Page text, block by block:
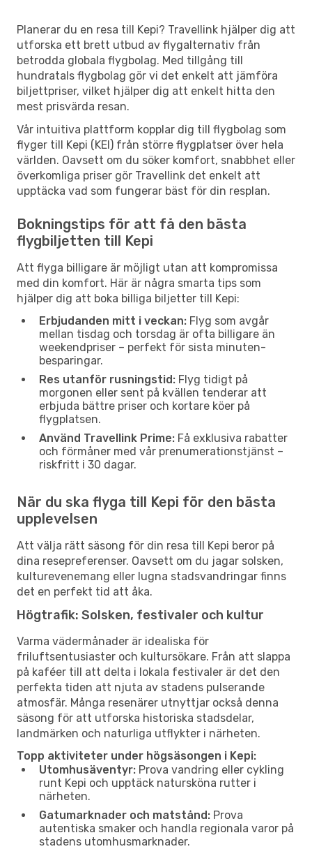
Planerar du en resa till Kepi? Travellink hjälper dig att
utforska ett brett utbud av flygalternativ från
betrodda globala flygbolag. Med tillgång till
hundratals flygbolag gör vi det enkelt att jämföra
biljettpriser, vilket hjälper dig att enkelt hitta den
mest prisvärda resan.
Vår intuitiva plattform kopplar dig till flygbolag som
flyger till Kepi (KEI) från större flygplatser över hela
världen. Oavsett om du söker komfort, snabbhet eller
överkomliga priser gör Travellink det enkelt att
upptäcka vad som fungerar bäst för din resplan.
Bokningstips för att få den bästa
flygbiljetten till Kepi
Att flyga billigare är möjligt utan att kompromissa
med din komfort. Här är några smarta tips som
hjälper dig att boka billiga biljetter till Kepi:
Erbjudanden mitt i veckan: Flyg som avgår
mellan tisdag och torsdag är ofta billigare än
weekendpriser – perfekt för sista minuten-
besparingar.
Res utanför rusningstid: Flyg tidigt på
morgonen eller sent på kvällen tenderar att
erbjuda bättre priser och kortare köer på
flygplatsen.
Använd Travellink Prime: Få exklusiva rabatter
och förmåner med vår prenumerationstjänst –
riskfritt i 30 dagar.
När du ska flyga till Kepi för den bästa
upplevelsen
Att välja rätt säsong för din resa till Kepi beror på
dina resepreferenser. Oavsett om du jagar solsken,
kulturevenemang eller lugna stadsvandringar finns
det en perfekt tid att åka.
Högtrafik: Solsken, festivaler och kultur
Varma vädermånader är idealiska för
friluftsentusiaster och kultursökare. Från att slappa
på kaféer till att delta i lokala festivaler är det den
perfekta tiden att njuta av stadens pulserande
atmosfär. Många resenärer utnyttjar också denna
säsong för att utforska historiska stadsdelar,
landmärken och naturliga utflykter i närheten.
Topp aktiviteter under högsäsongen i Kepi:
Utomhusäventyr: Prova vandring eller cykling
runt Kepi och upptäck natursköna rutter i
närheten.
Gatumarknader och matstånd: Prova
autentiska smaker och handla regionala varor på
stadens utomhusmarknader.